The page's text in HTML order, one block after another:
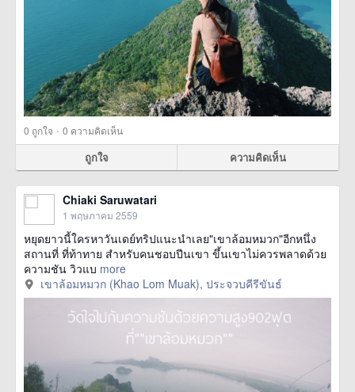
0 ถูกใจ · 0 ความคิดเห็น
ถูกใจ ความคิดเห็น
Chiaki Saruwatari
1 พฤษภาคม 2559
หยุดยาวนี้ใครหาวันเดย์ทริปแนะนำเลย"เขาล้อมหมวก"อีกหนึ่ง
สถานที่ ที่ท้าทาย สำหรับคนชอบปีนเขา ขึ้นเขาไม่ควรพลาดด้วย
ความชัน วิวแบ more
เขาล้อมหมวก (Khao Lom Muak), ประจวบคีรีขันธ์